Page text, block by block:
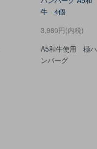
牛 4個
3,980円(内税)
A5和牛使用 極ハ
ンバーグ